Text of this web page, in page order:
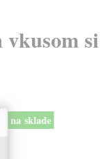
vkusom si
sklade